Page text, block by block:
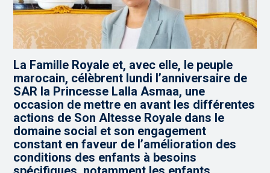
La Famille Royale et, avec elle, le peuple
marocain, célèbrent lundi l’anniversaire de
SAR la Princesse Lalla Asmaa, une
occasion de mettre en avant les différentes
actions de Son Altesse Royale dans le
domaine social et son engagement
constant en faveur de l’amélioration des
conditions des enfants à besoins